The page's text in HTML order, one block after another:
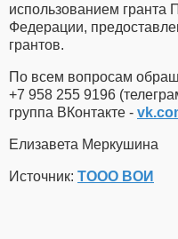
использованием гранта
Федерации,
грантов.
По всем вопросам
+7 958 255 9196
группа ВКонтакте -
Елизавета Меркушина
Источник: ТООО ВОИ